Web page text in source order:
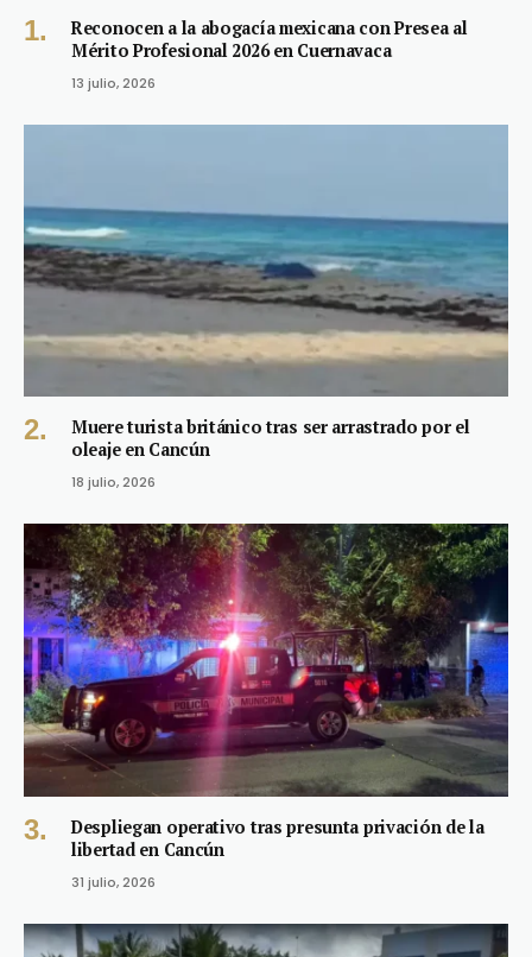
Reconocen a la abogacía mexicana con Presea al
Mérito Profesional 2026 en Cuernavaca
13 julio, 2026
Muere turista británico tras ser arrastrado por el
oleaje en Cancún
18 julio, 2026
Despliegan operativo tras presunta privación de la
libertad en Cancún
31 julio, 2026